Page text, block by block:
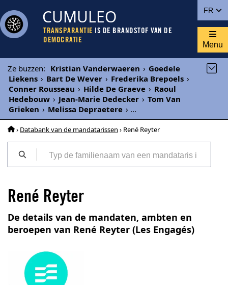
FR
CUMULEO
TRANSPARANTIE IS DE BRANDSTOF VAN DE
DEMOCRATIE
Menu
Ze buzzen: Kristian Vanderwaeren › Goedele
Liekens › Bart De Wever › Frederika Brepoels ›
Conner Rousseau › Hilde De Graeve › Raoul
Hedebouw › Jean-Marie Dedecker › Tom Van
Grieken › Melissa Depraetere › ...
› Databank van de mandatarissen › René Reyter
René Reyter
De details van de mandaten, ambten en
beroepen van René Reyter (Les Engagés)